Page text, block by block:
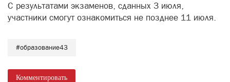
С результатами экзаменов, сданных 3 июля,
участники смогут ознакомиться не позднее 11 июля.
#образование43
Комментировать